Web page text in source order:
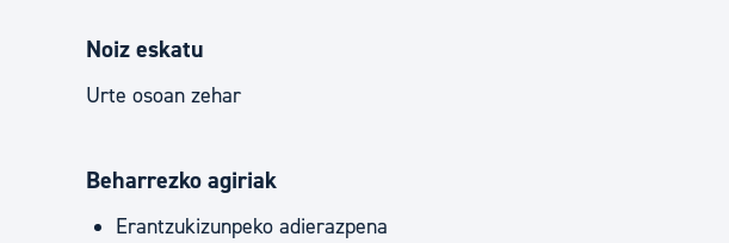
Noiz eskatu
Urte osoan zehar
Beharrezko agiriak
Erantzukizunpeko adierazpena